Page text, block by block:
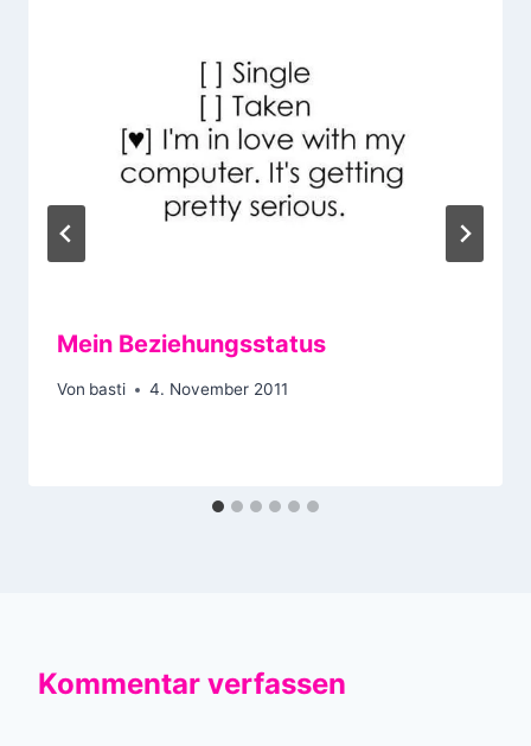
Mein Beziehungsstatus
Von basti 4. November 2011
Kommentar verfassen